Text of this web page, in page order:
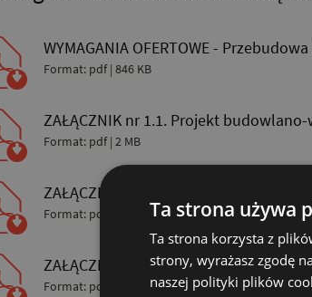
WYMAGANIA OFERTOWE -
Format: pdf | 846 KB
ZAŁĄCZNIK nr 1.1. Projekt
Format: pdf | 2 MB
ZAŁĄCZNIK nr 1.2. Projekt
Format: pdf | 3 MB
ZAŁĄCZNIK nr 1.3. Projekt
Format: pdf | 546 KB
Ta strona używa
Ta strona korzysta z
strony, wyrażasz zgodę
naszej polityki plików